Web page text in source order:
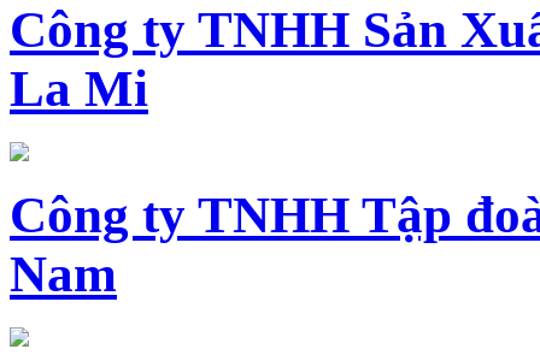
Công ty TNHH Sản
La Mi
Công ty TNHH Tập
Nam